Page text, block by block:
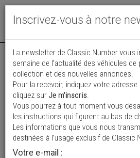
Vos annonces vues
plus de 4 millions de
Ajouter une
Inscrivez-vous à notre
La newsletter de Classic Number vous
semaine de l’actualité des véhicules de
collection et des nouvelles annonces.
Pour la recevoir, indiquez votre
cliquez sur Je m'inscris.
Vous pourrez à tout moment vous
les instructions qui figurent au bas de
Les informations que vous nous
destinées à l’usage exclusif de Classic
Votre e-mail :